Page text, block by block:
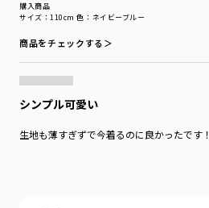
購入商品
サイズ：110cm 色：ネイビーブルー
商品をチェックする＞
シンプル可愛い
生地も薄すぎずで今着るのに良かったです！